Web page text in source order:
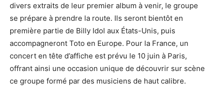
divers extraits de leur premier album à venir, le groupe
se prépare à prendre la route. Ils seront bientôt en
première partie de Billy Idol aux États-Unis, puis
accompagneront Toto en Europe. Pour la France, un
concert en tête d’affiche est prévu le 10 juin à Paris,
offrant ainsi une occasion unique de découvrir sur scène
ce groupe formé par des musiciens de haut calibre.